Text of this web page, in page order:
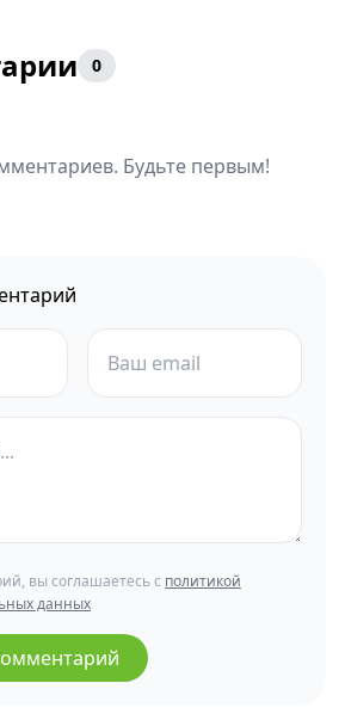
0
Будьте первым!
вы соглашаетесь с политикой
данных